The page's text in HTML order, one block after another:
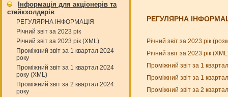
Інформація для акціонерів та
стейкхолдерів
РЕГУЛЯРНА ІНФОРМАЦІЯ
Річний звіт за 2023 рік
Річний звіт за 2023 рік (XML)
Проміжний звіт за 1 квартал 2024
року
Проміжний звіт за 1 квартал 2024
року (XML)
Проміжний звіт за 2 квартал 2024
року
РЕГУЛЯРНА
Річний звіт за 2023 рік
Річний звіт за 2023 рік
Проміжний звіт за 1
Проміжний звіт за 1
Проміжний звіт за 2